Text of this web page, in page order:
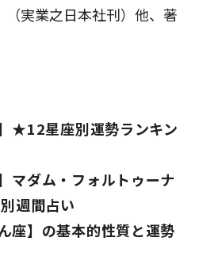
実業之日本社刊）他、著
★12星座別運勢ランキン
マダム・フォルトゥーナ
週間占い
座】の基本的性質と運勢